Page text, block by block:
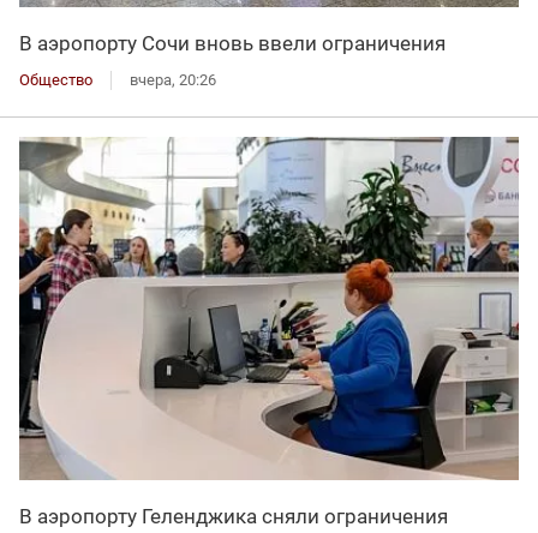
В аэропорту Сочи вновь ввели ограничения
Общество вчера, 20:26
В аэропорту Геленджика сняли ограничения